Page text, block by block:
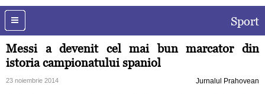
Sport
Messi a devenit cel mai bun marcator din
istoria campionatului spaniol
23 noiembrie 2014 Jurnalul Prahovean